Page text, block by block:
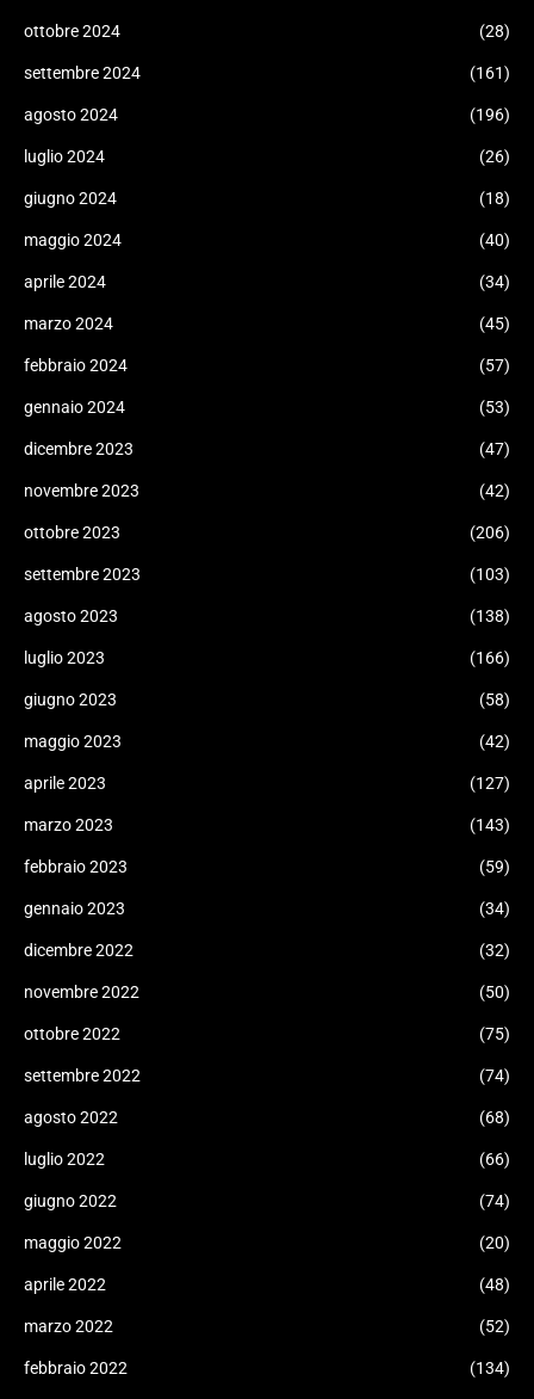
ottobre 2024 (28)
settembre 2024 (161)
agosto 2024 (196)
luglio 2024 (26)
giugno 2024 (18)
maggio 2024 (40)
aprile 2024 (34)
marzo 2024 (45)
febbraio 2024 (57)
gennaio 2024 (53)
dicembre 2023 (47)
novembre 2023 (42)
ottobre 2023 (206)
settembre 2023 (103)
agosto 2023 (138)
luglio 2023 (166)
giugno 2023 (58)
maggio 2023 (42)
aprile 2023 (127)
marzo 2023 (143)
febbraio 2023 (59)
gennaio 2023 (34)
dicembre 2022 (32)
novembre 2022 (50)
ottobre 2022 (75)
settembre 2022 (74)
agosto 2022 (68)
luglio 2022 (66)
giugno 2022 (74)
maggio 2022 (20)
aprile 2022 (48)
marzo 2022 (52)
febbraio 2022 (134)